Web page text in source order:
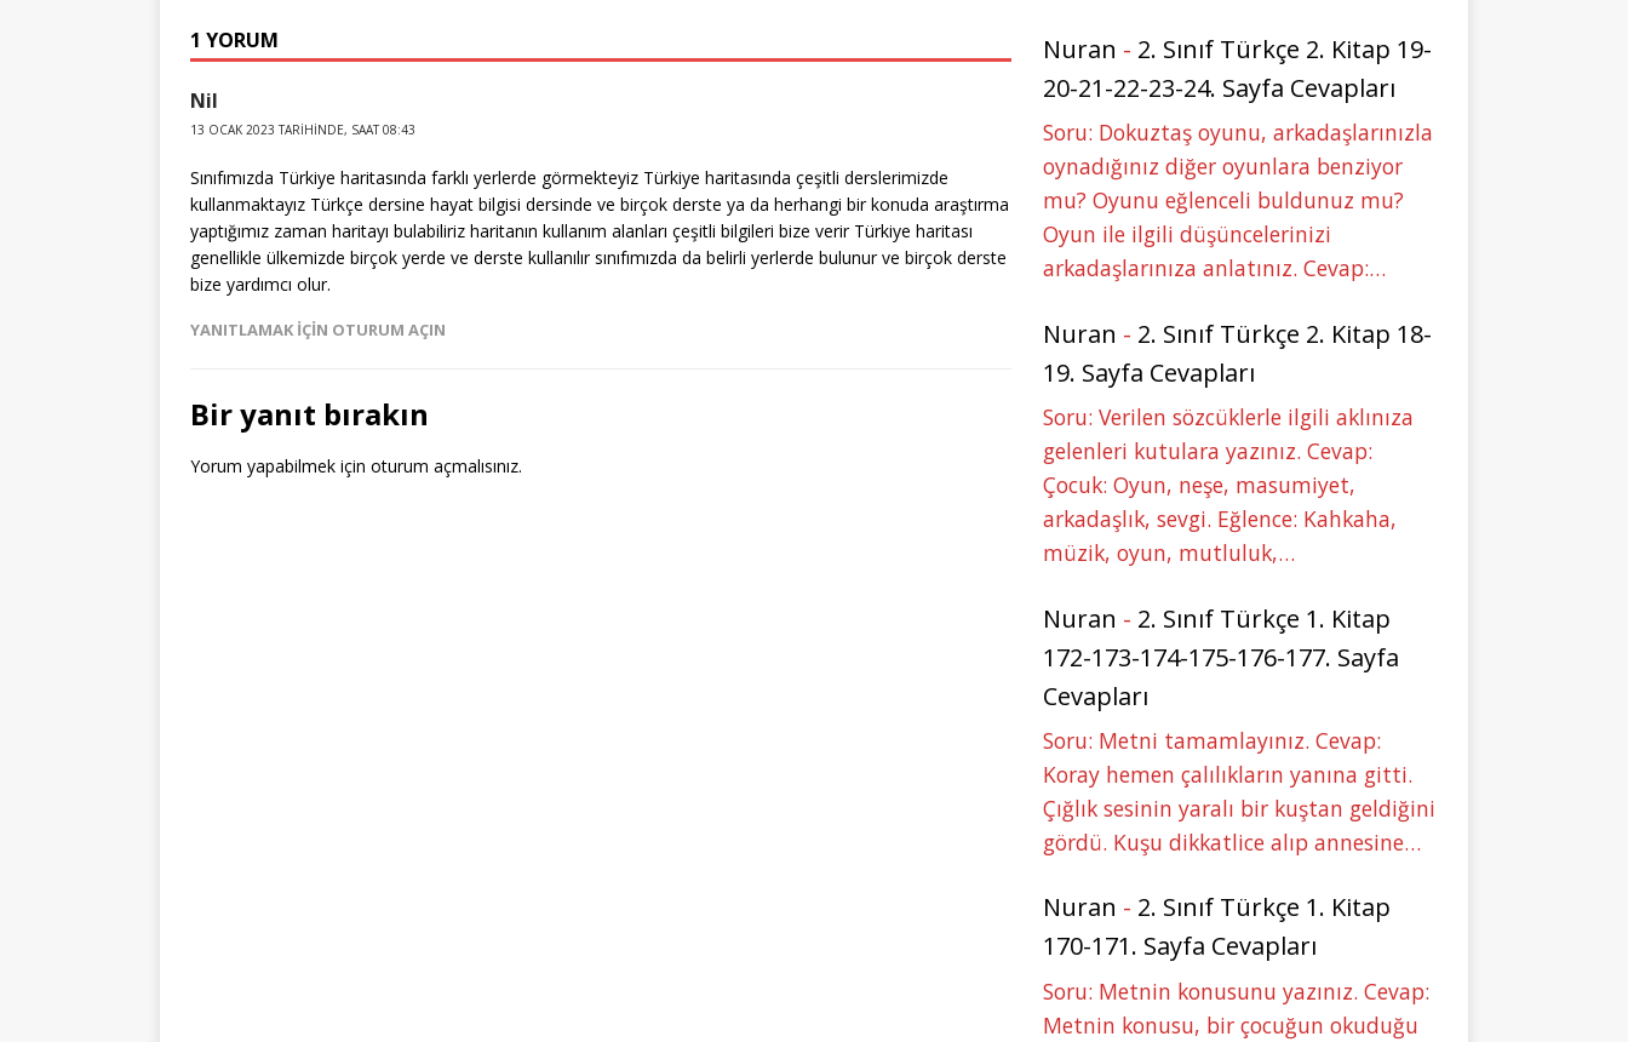
r st o
k
n p g
1 YORUM
Nil
13 OCAK 2023 TARIHINDE, SAAT 08:43
Sınıfımızda Türkiye haritasında farklı yerlerde görmekteyiz Türkiye haritasında çeşitli derslerimizde
kullanmaktayız Türkçe dersine hayat bilgisi dersinde ve birçok derste ya da herhangi bir konuda araştırma
yaptığımız zaman haritayı bulabiliriz haritanın kullanım alanları çeşitli bilgileri bize verir Türkiye haritası
genellikle ülkemizde birçok yerde ve derste kullanılır sınıfımızda da belirli yerlerde bulunur ve birçok derste
bize yardımcı olur.
YANITLAMAK IÇIN OTURUM AÇIN
Bir yanıt bırakın
Yorum yapabilmek için oturum açmalısınız.
Nuran - 2. Sınıf Türkçe 2. Kitap 19-
20-21-22-23-24. Sayfa Cevapları
Soru: Dokuztaş oyunu, arkadaşlarınızla
oynadığınız diğer oyunlara benziyor
mu? Oyunu eğlenceli buldunuz mu?
Oyun ile ilgili düşüncelerinizi
arkadaşlarınıza anlatınız. Cevap:…
Nuran - 2. Sınıf Türkçe 2. Kitap 18-
19. Sayfa Cevapları
Soru: Verilen sözcüklerle ilgili aklınıza
gelenleri kutulara yazınız. Cevap:
Çocuk: Oyun, neşe, masumiyet,
arkadaşlık, sevgi. Eğlence: Kahkaha,
müzik, oyun, mutluluk,…
Nuran - 2. Sınıf Türkçe 1. Kitap
172-173-174-175-176-177. Sayfa
Cevapları
Soru: Metni tamamlayınız. Cevap:
Koray hemen çalılıkların yanına gitti.
Çığlık sesinin yaralı bir kuştan geldiğini
gördü. Kuşu dikkatlice alıp annesine…
Nuran - 2. Sınıf Türkçe 1. Kitap
170-171. Sayfa Cevapları
Soru: Metnin konusunu yazınız. Cevap:
Metnin konusu, bir çocuğun okuduğu